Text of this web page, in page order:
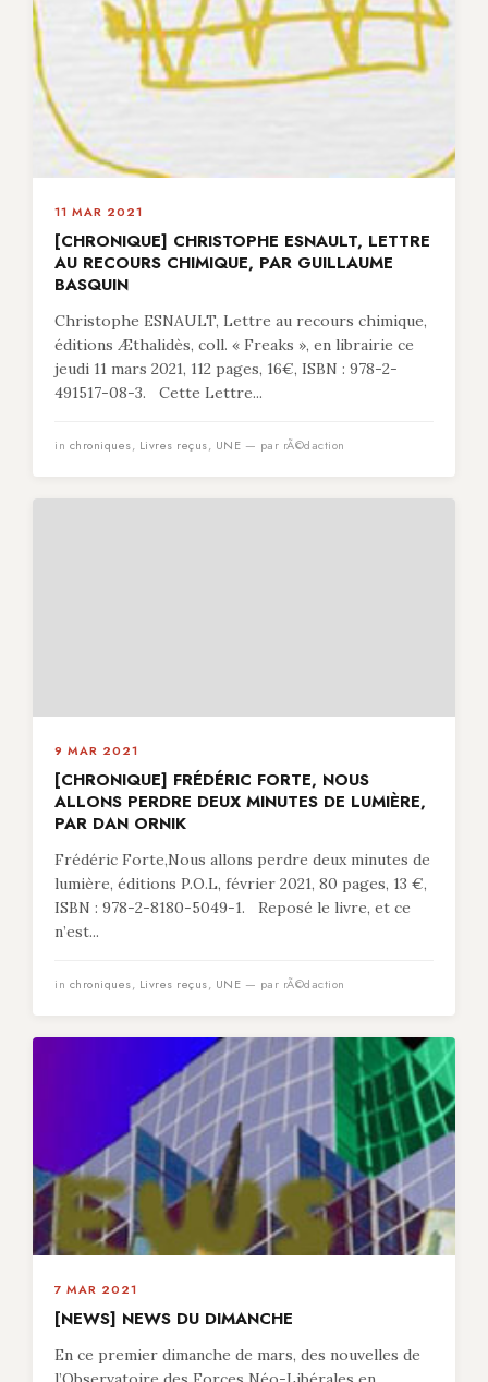
11 MAR 2021
[CHRONIQUE] CHRISTOPHE ESNAULT, LETTRE
AU RECOURS CHIMIQUE, PAR GUILLAUME
BASQUIN
Christophe ESNAULT, Lettre au recours chimique,
éditions Æthalidès, coll. « Freaks », en librairie ce
jeudi 11 mars 2021, 112 pages, 16€, ISBN : 978-2-
491517-08-3. Cette Lettre...
in chroniques, Livres reçus, UNE — par rÃ©daction
9 MAR 2021
[CHRONIQUE] FRÉDÉRIC FORTE, NOUS
ALLONS PERDRE DEUX MINUTES DE LUMIÈRE,
PAR DAN ORNIK
Frédéric Forte,Nous allons perdre deux minutes de
lumière, éditions P.O.L, février 2021, 80 pages, 13 €,
ISBN : 978-2-8180-5049-1. Reposé le livre, et ce
n’est...
in chroniques, Livres reçus, UNE — par rÃ©daction
7 MAR 2021
[NEWS] NEWS DU DIMANCHE
En ce premier dimanche de mars, des nouvelles de